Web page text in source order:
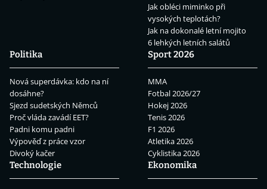
Jak obléci miminko při
vysokých teplotách?
Jak na dokonalé letní mojito
6 lehkých letních salátů
Politika
Nová superdávka: kdo na ní
dosáhne?
Sjezd sudetských Němců
Proč vláda zavádí EET?
Padni komu padni
Výpověď z práce vzor
Divoký kačer
Sport 2026
MMA
Fotbal 2026/27
Hokej 2026
Tenis 2026
F1 2026
Atletika 2026
Cyklistika 2026
Technologie
Ekonomika